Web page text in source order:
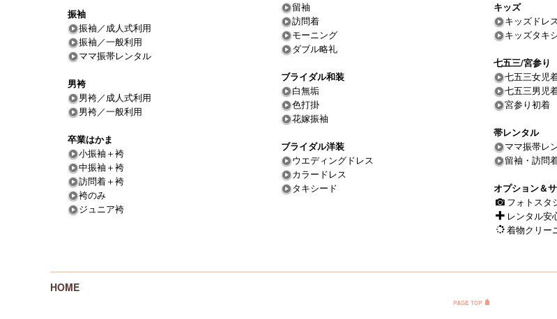
振袖
振袖／成人式利用
振袖／一般利用
ママ振帯レンタル
男袴
男袴／成人式利用
男袴／一般利用
卒業はかま
小振袖＋袴
中振袖＋袴
訪問着＋袴
袴のみ
ジュニア袴
留袖
訪問着
モーニング
ダブル略礼
ブライダル和装
白無垢
色打掛
花嫁振袖
ブライダル洋装
ウエディングドレス
カラードレス
タキシード
キッズ
キッズドレ
キッズタキ
七五三/宮参り
七五三女児
七五三男児
宮参り初着
帯レンタル
ママ振帯レ
留袖・訪問
オプション＆
フォトスタ
レンタル安
着物クリー
HOME